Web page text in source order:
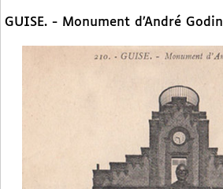
GUISE. - Monument d’André Godin